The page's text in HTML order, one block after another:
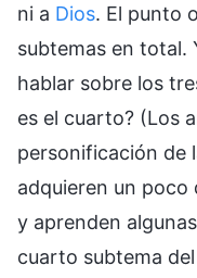
ni a Dios. El punto
subtemas en total.
hablar sobre los
es el cuarto? (Los
personificación de
adquieren un
y aprenden
cuarto subtema